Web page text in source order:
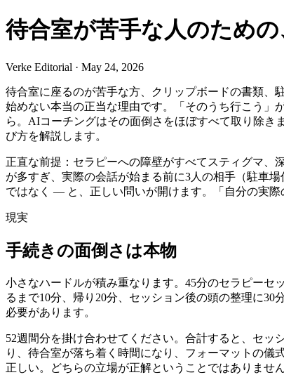
待合室が苦手な人のため
Verke Editorial · May 24, 2026
待合室に座るのが苦手な方、クリップボードの書類、
始めない本当の正当な理由です。「そのうち行こう」
ら。AIコーチングはその面倒さをほぼすべて取り除
び方を解説します。
正直な前提：セラピーへの障壁がすべてスティグマ、
が多すぎ、実際の会話が始まる前に3人の相手（駐車
ではなく — と、正しい問いが開けます。「自分の実際
現実
手続きの面倒さは本物
小さなハードルが積み重なります。45分のセラピーセ
るまで10分、帰り20分、セッション後の頭の整理に
必要があります。
52週間分を掛け合わせてください。合計すると、セ
り、待合室が落ち着く時間になり、フォーマットの
正しい。どちらの立場が正解ということではありませ